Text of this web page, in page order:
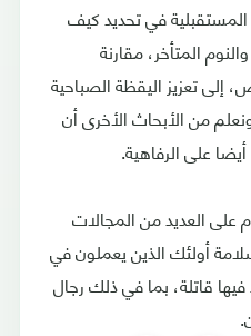
المستقبلية في تحديد كيف
المتأخر، مقارنة
إلى تعزيز اليقظة الصباحية
من الأبحاث الأخرى أن
على الرفاهية.
على العديد من المجالات
أولئك الذين يعملون في
قاتلة، بما في ذلك رجال